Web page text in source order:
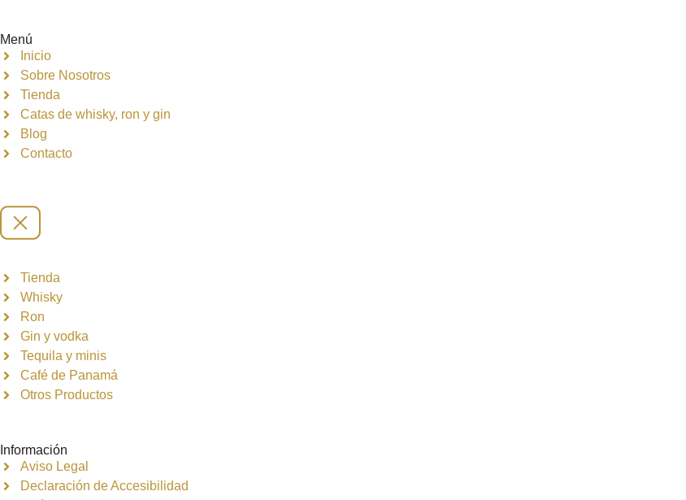
Menú
Inicio
Sobre Nosotros
Tienda
Catas de whisky, ron y gin
Blog
Contacto
Tienda
Whisky
Ron
Gin y vodka
Tequila y minis
Café de Panamá
Otros Productos
Información
Aviso Legal
Declaración de Accesibilidad